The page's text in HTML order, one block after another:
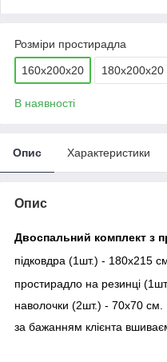
Розміри простирадла
160х200х20 180х200х20
В наявності
Опис Характеристики
Опис
Двоспальний комплект з
підковдра (1шт.) - 180х215
простирадло на резинці
наволочки (2шт.) - 70х70 см.
за бажанням клієнта